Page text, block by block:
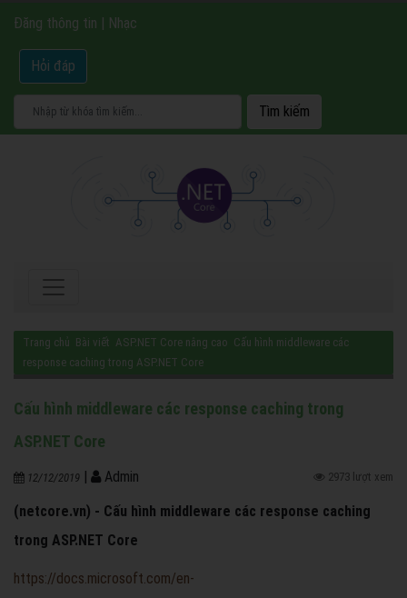
Đăng thông tin | Nhạc
Hỏi đáp
Trang chủ Bài viết ASP.NET Core nâng cao Cấu hình middleware các
response caching trong ASP.NET Core
Cấu hình middleware các response caching trong
ASP.NET Core
12/12/2019 | Admin 2973 lượt xem
(netcore.vn) - Cấu hình middleware các response caching
trong ASP.NET Core
https://docs.microsoft.com/en-